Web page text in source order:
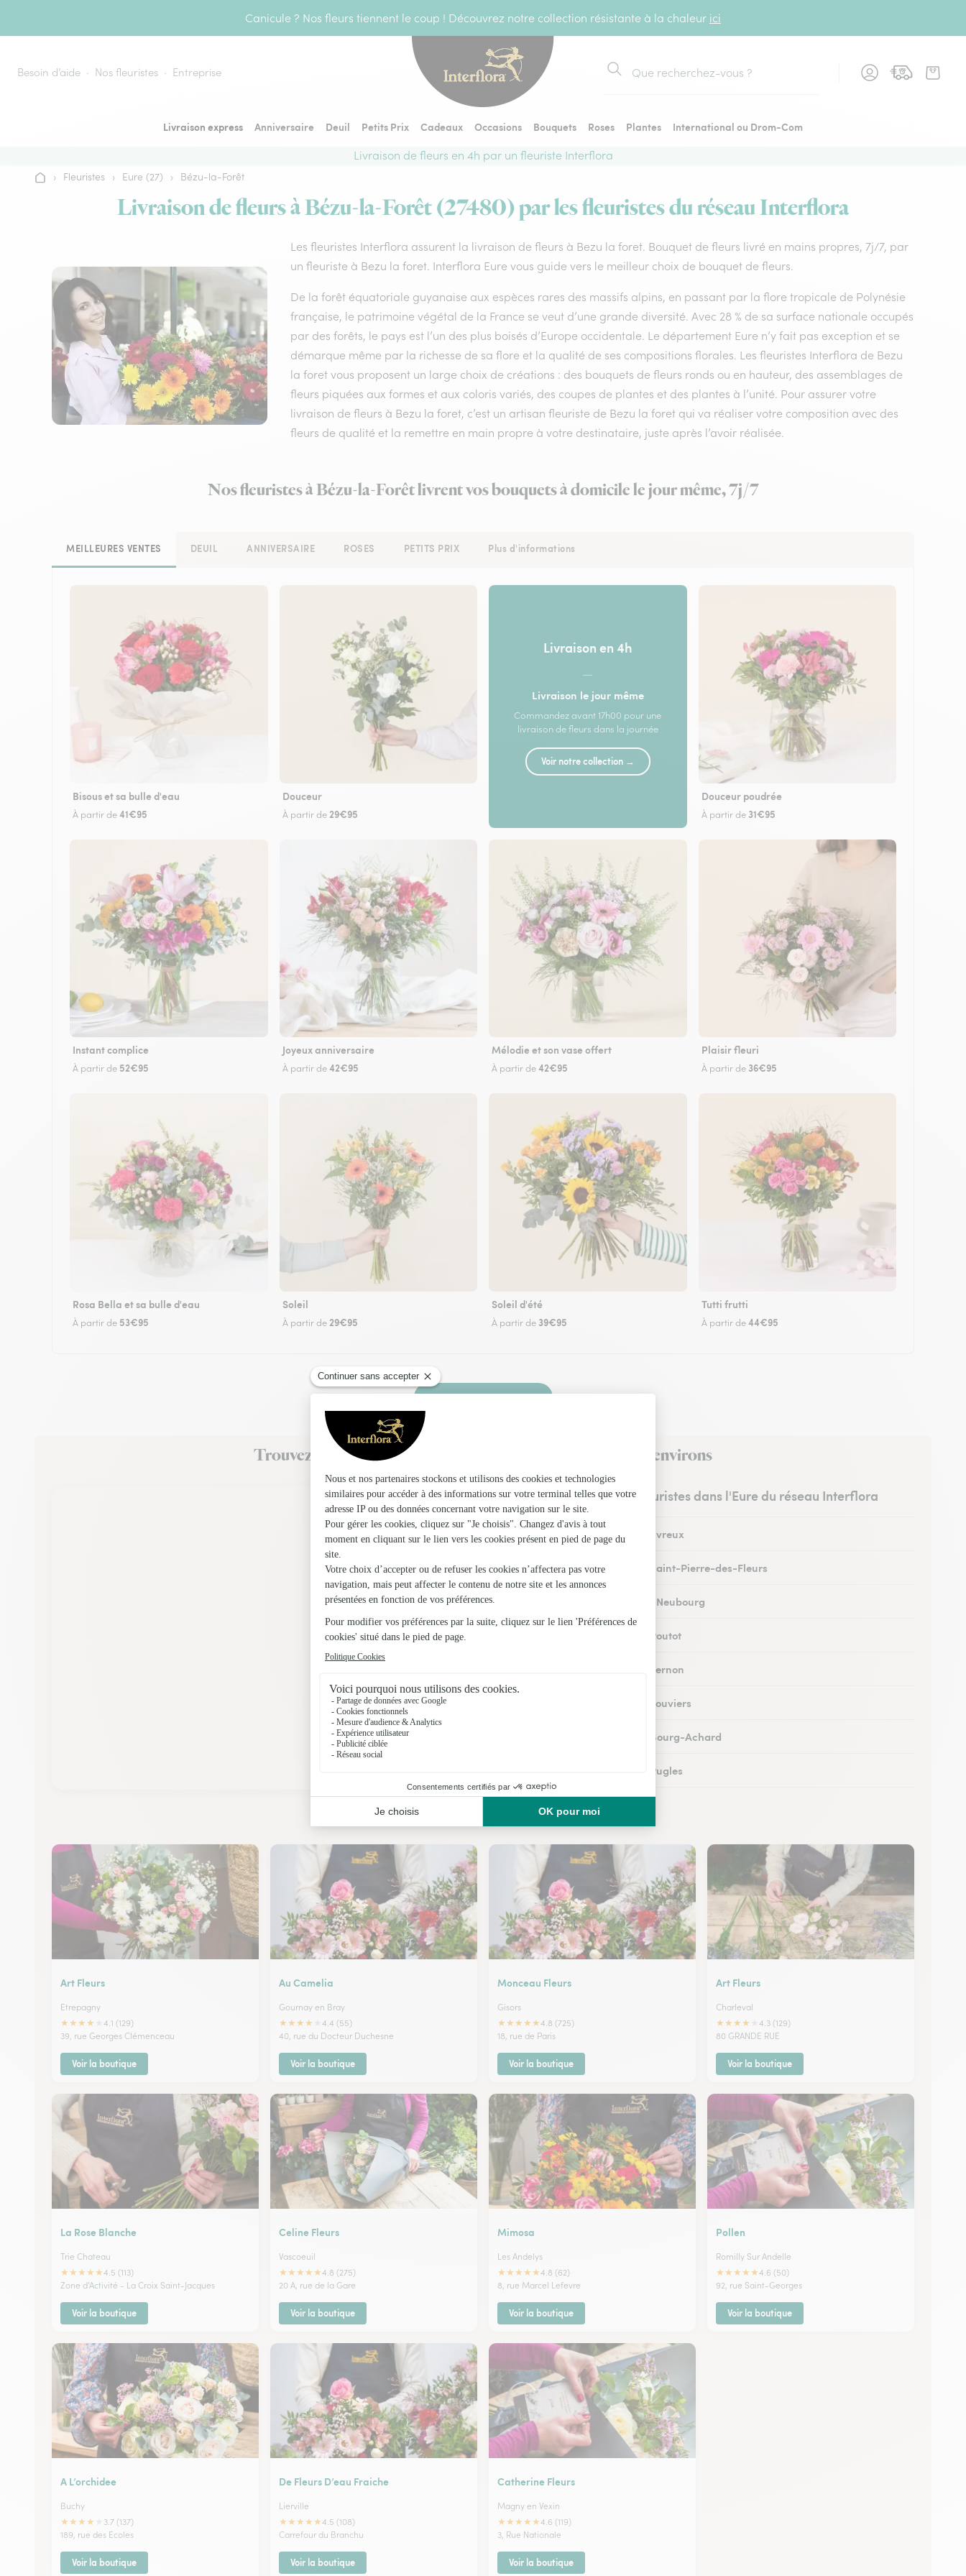
Canicule ? Nos fleurs tiennent le coup ! Découvrez notre collection résistante à la chaleur ici
Besoin d’aide Nos fleuristes Entreprise
Rechercher
Livraison express Anniversaire Deuil Petits Prix Cadeaux Occasions Bouquets Roses Plantes
International ou Drom-Com
Livraison de fleurs en 4h par un fleuriste Interflora
Accueil
› Fleuristes › Eure (27) › Bézu-la-Forêt
Livraison de fleurs à Bézu-la-Forêt (27480) par les fleuristes du réseau Interflora
Les fleuristes Interflora assurent la livraison de fleurs à Bezu la foret. Bouquet de fleurs livré en mains propres, 7j/7, par
un fleuriste à Bezu la foret. Interflora Eure vous guide vers le meilleur choix de bouquet de fleurs.
De la forêt équatoriale guyanaise aux espèces rares des massifs alpins, en passant par la flore tropicale de Polynésie
française, le patrimoine végétal de la France se veut d’une grande diversité. Avec 28 % de sa surface nationale occupés
par des forêts, le pays est l’un des plus boisés d’Europe occidentale. Le département Eure n’y fait pas exception et se
démarque même par la richesse de sa flore et la qualité de ses compositions florales. Les fleuristes Interflora de Bezu
la foret vous proposent un large choix de créations : des bouquets de fleurs ronds ou en hauteur, des assemblages de
fleurs piquées aux formes et aux coloris variés, des coupes de plantes et des plantes à l’unité. Pour assurer votre
livraison de fleurs à Bezu la foret, c’est un artisan fleuriste de Bezu la foret qui va réaliser votre composition avec des
fleurs de qualité et la remettre en main propre à votre destinataire, juste après l’avoir réalisée.
Nos fleuristes à Bézu-la-Forêt livrent vos bouquets à domicile le jour même, 7j/7
MEILLEURES VENTES DEUIL ANNIVERSAIRE ROSES PETITS PRIX Plus d'informations
Bisous et sa bulle d'eau
À partir de41€95
Douceur
À partir de 29€95
Livraison en 4h
—
Livraison le jour même
Commandez avant 17h00 pour une
livraison de fleurs dans la journée
Voir notre collection →
Douceur poudrée
À partir de 31€95
Instant complice
À partir de 52€95
Joyeux anniversaire
À partir de42€95
Mélodie et son vase offert
À partir de42€95
Plaisir fleuri
À partir de 36€95
Rosa Bella et sa bulle d'eau
À partir de 53€95
Soleil
À partir de 29€95
Soleil d'été
À partir de 39€95
Tutti frutti
À partir de44€95
Faire livrer des fleurs
Trouvez un fleuriste Interflora à Bézu-la-Forêt et dans ses environs
Les fleuristes dans l'Eure du réseau Interflora
Fleuristes à Évreux
Fleuristes à Saint-Pierre-des-Fleurs
Fleuristes au Neubourg
Fleuristes à Routot
Fleuristes à Vernon
Fleuristes à Louviers
Fleuristes à Bourg-Achard
Fleuristes à Rugles
Nos fleuristes à Bézu-la-Forêt
Art Fleurs
Etrepagny
★★★★
4.1 (129)
39, rue Georges Clémenceau
Voir la boutique
Au Camelia
Gournay en Bray
★★★★
4.4 (55)
40, rue du Docteur Duchesne
Voir la boutique
Monceau Fleurs
Gisors
★★★★★4.8 (725)
18, rue de Paris
Voir la boutique
Art Fleurs
Charleval
★★★★
4.3 (129)
80 GRANDE RUE
Voir la boutique
La Rose Blanche
Trie Chateau
★★★★★4.5 (113)
Zone d'Activité - La Croix Saint-Jacques
Voir la boutique
Celine Fleurs
Vascoeuil
★★★★★4.8 (275)
20 A, rue de la Gare
Voir la boutique
Mimosa
Les Andelys
★★★★★4.8 (62)
8, rue Marcel Lefevre
Voir la boutique
Pollen
Romilly Sur Andelle
★★★★★4.6 (50)
92, rue Saint-Georges
Voir la boutique
A L’orchidee
Buchy
★★★★
3.7 (137)
189, rue des Ecoles
Voir la boutique
De Fleurs D’eau Fraiche
Lierville
★★★★★4.5 (108)
Carrefour du Branchu
Voir la boutique
Catherine Fleurs
Magny en Vexin
★★★★★4.6 (119)
3, Rue Nationale
Voir la boutique